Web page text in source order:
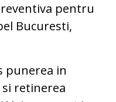
pentru
Bucuresti,
punerea in
retinerea